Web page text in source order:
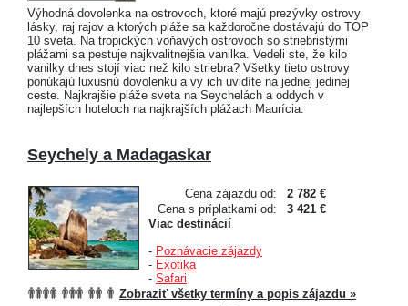
Výhodná dovolenka na ostrovoch, ktoré majú prezývky ostrovy
lásky, raj rajov a ktorých pláže sa každoročne dostávajú do TOP
10 sveta. Na tropických voňavých ostrovoch so striebristými
plážami sa pestuje najkvalitnejšia vanilka. Vedeli ste, že kilo
vanilky dnes stojí viac než kilo striebra? Všetky tieto ostrovy
ponúkajú luxusnú dovolenku a vy ich uvidíte na jednej jedinej
ceste. Najkrajšie pláže sveta na Seychelách a oddych v
najlepších hoteloch na najkrajších plážach Maurícia.
Seychely a Madagaskar
Cena zájazdu od:
2 782 €
Cena s príplatkami od:
3 421 €
Viac destinácií
- Poznávacie zájazdy
- Exotika
- Safari
Zobraziť všetky termíny a popis zájazdu »